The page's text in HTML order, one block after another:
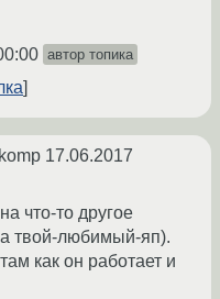
автор топика
17.06.2017
что-то другое
твой-любимый-яп).
как он работает и